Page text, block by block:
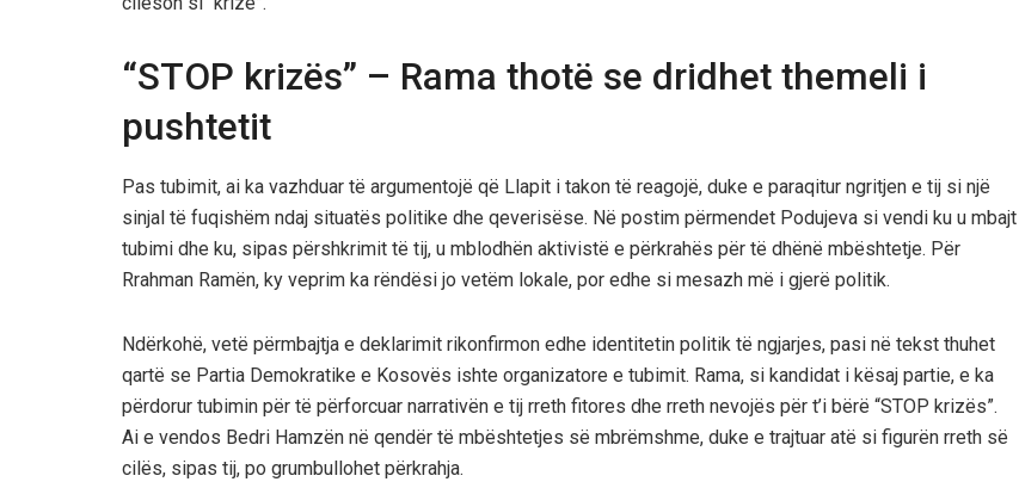
“STOP krizës” – Rama thotë se dridhet themeli i
pushtetit
Pas tubimit, ai ka vazhduar të argumentojë që Llapit i takon të reagojë, duke e paraqitur ngritjen e tij si një
sinjal të fuqishëm ndaj situatës politike dhe qeverisëse. Në postim përmendet Podujeva si vendi ku u mbajt
tubimi dhe ku, sipas përshkrimit të tij, u mblodhën aktivistë e përkrahës për të dhënë mbështetje. Për
Rrahman Ramën, ky veprim ka rëndësi jo vetëm lokale, por edhe si mesazh më i gjerë politik.
Ndërkohë, vetë përmbajtja e deklarimit rikonfirmon edhe identitetin politik të ngjarjes, pasi në tekst thuhet
qartë se Partia Demokratike e Kosovës ishte organizatore e tubimit. Rama, si kandidat i kësaj partie, e ka
përdorur tubimin për të përforcuar narrativën e tij rreth fitores dhe rreth nevojës për t’i bërë “STOP krizës”.
Ai e vendos Bedri Hamzën në qendër të mbështetjes së mbrëmshme, duke e trajtuar atë si figurën rreth së
cilës, sipas tij, po grumbullohet përkrahja.